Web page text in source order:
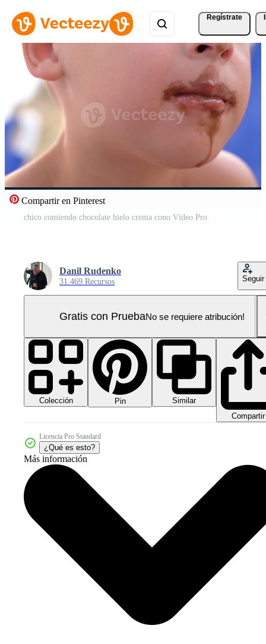
Regístrate
Compartir en Pinterest
chico comiendo chocolate hielo crema cono Vídeo Pro
Danil Rudenko
31.469 Recursos Seguir
Gratis con PruebaNo se requiere atribución!
Colección Pin
Similar
Compartir
Licencia Pro Standard
¿Qué es esto?
Más información